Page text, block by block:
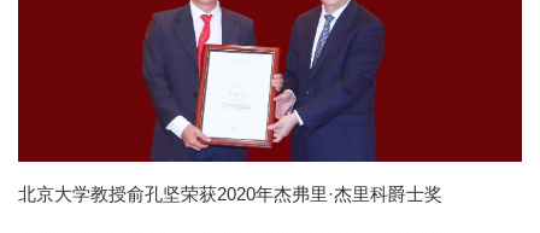
北京大学教授俞孔坚荣获2020年杰弗里·杰里科爵士奖